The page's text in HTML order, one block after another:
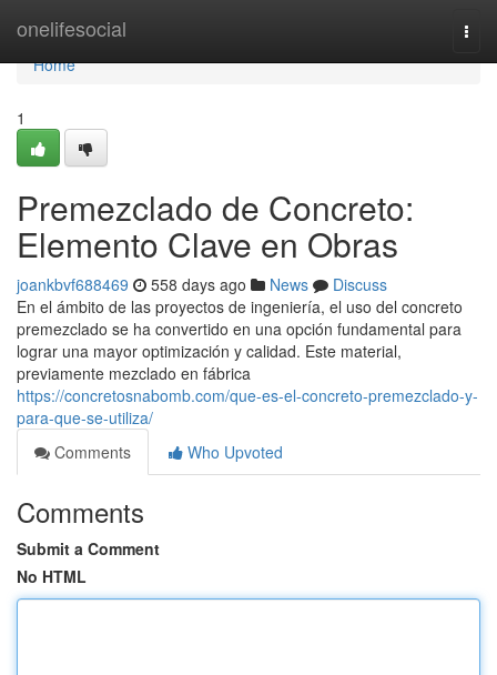
onelifesocial
Home
Home
1
Premezclado de Concreto:
Elemento Clave en Obras
joankbvf688469 558 days ago News
Discuss
En el ámbito de las proyectos de ingeniería, el uso del concreto
premezclado se ha convertido en una opción fundamental para
lograr una mayor optimización y calidad. Este material,
previamente mezclado en fábrica
https://concretosnabomb.com/que-es-el-concreto-premezclado-y-
para-que-se-utiliza/
Comments
Who Upvoted
Comments
Submit a Comment
No HTML